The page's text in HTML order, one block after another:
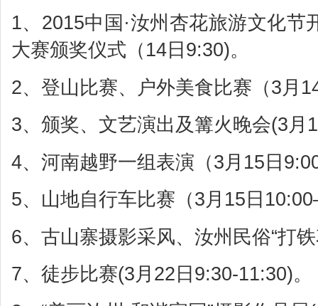
1、2015中国·汝州杏花旅游文化节
大赛颁奖仪式（14日9:30)。
2、登山比赛、户外美食比赛（3月
3、颁奖、文艺演出及篝火晚会(3月
4、河南越野一组表演（3月15日
5、山地自行车比赛（3月15日
6、古山寨摄影采风、汝州民俗“打
7、徒步比赛(3月22日9:30-11:30)。